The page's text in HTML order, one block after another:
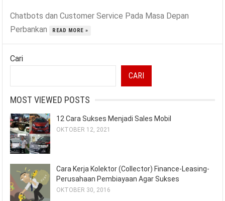
Chatbots dan Customer Service Pada Masa Depan
Perbankan
READ MORE »
Cari
CARI
MOST VIEWED POSTS
12 Cara Sukses Menjadi Sales Mobil
OKTOBER 12, 2021
Cara Kerja Kolektor (Collector) Finance-Leasing-
Perusahaan Pembiayaan Agar Sukses
OKTOBER 30, 2016